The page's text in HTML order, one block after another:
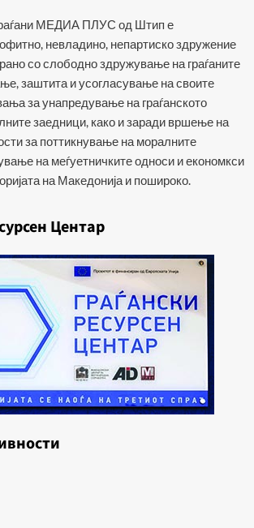
МЕДИА ПЛУС од Штип е
невладино, непартиско здружение
со слободно здружување на граѓаните
заштита и усогласување на своите
за унапредување на граѓанското
заедници, како и заради вршење на
за поттикнување на моралните
на меѓуетничките односи и економкси
на Македонија и пошироко.
Центар